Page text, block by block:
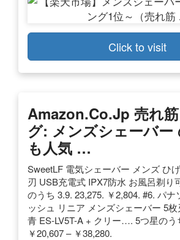
Click to visit
Amazon.co.jp 売れ
グ: メンズシェーバー
も人気 …
SweetLF 電気シェーバー メンズ ひ
刃 USB充電式 IPX7防水 お風呂剃
のうち 3.9. 23,275. ￥2,804. #6. パ
ッシュ リニア メンズシェーバー 5
青 ES-LV5T-A + クリー…. 5つ星のう
￥20,607 – ￥38,280.